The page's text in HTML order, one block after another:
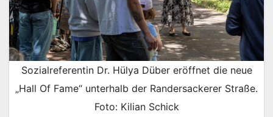
Sozialreferentin Dr. Hülya Düber eröffnet die neue
„Hall Of Fame“ unterhalb der Randersackerer Straße.
Foto: Kilian Schick